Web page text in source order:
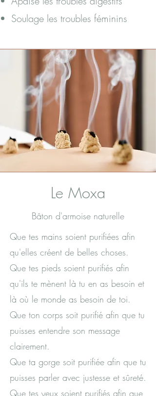
Soulage les troubles féminins
Le Moxa
Bâton d'armoise naturelle
Que tes mains soient purifiées afin
qu'elles créent de belles choses.
Que tes pieds soient purifiés afin
qu'ils te mènent là tu en as besoin et
là où le monde as besoin de toi.
Que ton corps soit purifié afin que tu
puisses entendre son message
clairement.
Que ta gorge soit purifiée afin que tu
puisses parler avec justesse et sûreté.
Que tes yeux soient purifiés afin que